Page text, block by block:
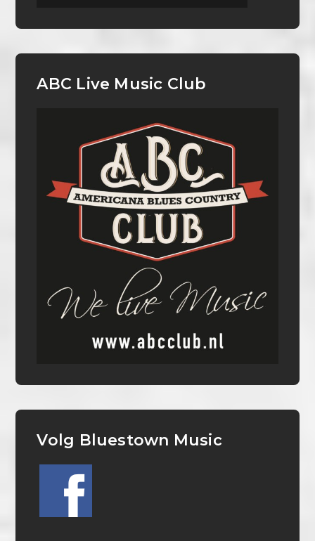
ABC Live Music Club
Volg Bluestown Music